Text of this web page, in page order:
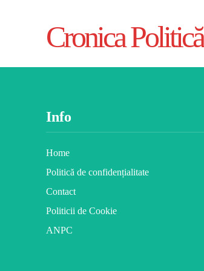
Cronica Politică
Info
Home
Politică de confidențialitate
Contact
Politicii de Cookie
ANPC